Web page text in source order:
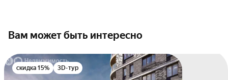
Вам может быть интересно
скидка 15% 3D-тур